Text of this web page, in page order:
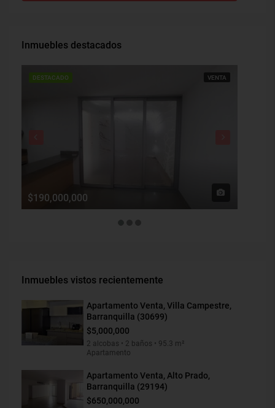
Inmuebles destacados
DESTACADO VENTA
$190,000,000
Inmuebles vistos recientemente
Apartamento Venta, Villa Campestre,
Barranquilla (30699)
$5,000,000
2 alcobas • 2 baños • 95.3 m²
Apartamento
Apartamento Venta, Alto Prado,
Barranquilla (29194)
$650,000,000